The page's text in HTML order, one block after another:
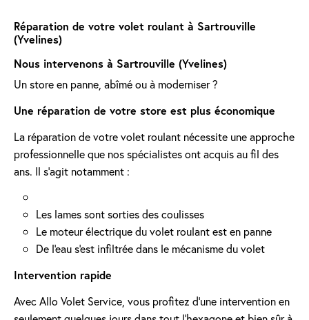
Réparation de votre volet roulant à Sartrouville
(Yvelines)
Nous intervenons à Sartrouville (Yvelines)
Un store en panne, abîmé ou à moderniser ?
Une réparation de votre store est plus économique
La réparation de votre volet roulant nécessite une approche
professionnelle que nos spécialistes ont acquis au fil des
ans. Il s'agit notamment :
Les lames sont sorties des coulisses
Le moteur électrique du volet roulant est en panne
De l'eau s'est infiltrée dans le mécanisme du volet
Intervention rapide
Avec Allo Volet Service, vous profitez d'une intervention en